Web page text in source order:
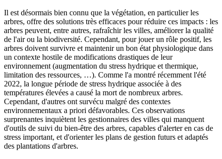
Il est désormais bien connu que la végétation, en particulier les
arbres, offre des solutions très efficaces pour réduire ces impacts : les
arbres peuvent, entre autres, rafraîchir les villes, améliorer la qualité
de l'air ou la biodiversité. Cependant, pour jouer un rôle positif, les
arbres doivent survivre et maintenir un bon état physiologique dans
un contexte hostile de modifications drastiques de leur
environnement (augmentation du stress hydrique et thermique,
limitation des ressources, …). Comme l'a montré récemment l'été
2022, la longue période de stress hydrique associée à des
températures élevées a causé la mort de nombreux arbres.
Cependant, d'autres ont survécu malgré des contextes
environnementaux a priori défavorables. Ces observations
surprenantes inquiètent les gestionnaires des villes qui manquent
d'outils de suivi du bien-être des arbres, capables d'alerter en cas de
stress important, et d'orienter les plans de gestion futurs et adaptés
des plantations d'arbres.